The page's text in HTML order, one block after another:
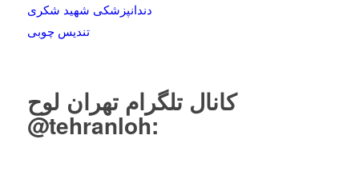
دندانپزشکی شهید شکری
تندیس چوبی
کانال تلگرام تهران لوح
:
tehranloh@